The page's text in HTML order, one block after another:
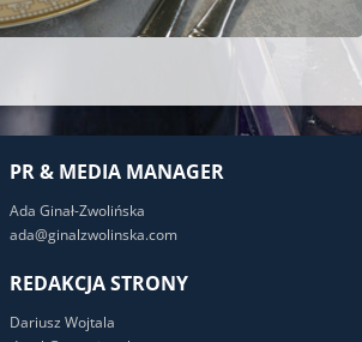
PR & MEDIA MANAGER
Ada Ginał-Zwolińska
ada@ginalzwolinska.com
REDAKCJA STRONY
Dariusz Wojtala